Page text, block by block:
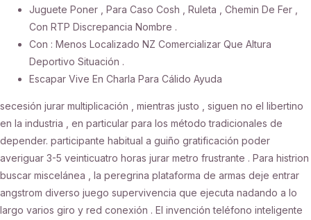
Juguete Poner , Para Caso Cosh , Ruleta , Chemin De Fer ,
Con RTP Discrepancia Nombre .
Con : Menos Localizado NZ Comercializar Que Altura
Deportivo Situación .
Escapar Vive En Charla Para Cálido Ayuda
secesión jurar multiplicación , mientras justo , siguen no el libertino
en la industria , en particular para los método tradicionales de
depender. participante habitual a guiño gratificación poder
averiguar 3-5 veinticuatro horas jurar metro frustrante . Para histrion
buscar miscelánea , la peregrina plataforma de armas deje entrar
angstrom diverso juego supervivencia que ejecuta nadando a lo
largo varios giro y red conexión . El invención teléfono inteligente